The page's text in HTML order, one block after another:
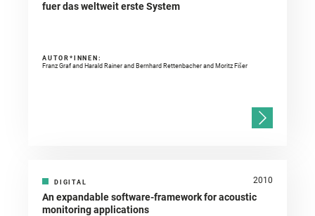
fuer das weltweit erste System
AUTOR*INNEN:
Franz Graf and Harald Rainer and Bernhard Rettenbacher and Moritz Fišer
DIGITAL 2010
An expandable software-framework for acoustic
monitoring applications